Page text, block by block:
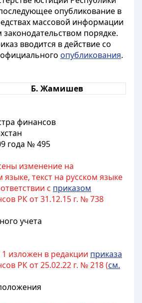
опубликование в
массовой информации
законодательством порядке.
вводится в действие со
опубликования.
Б. Жамишев
финансов
года № 495
изменение на
языке, текст на русском языке
с приказом
РК от 31.12.15 г. № 738
учета
изложен в редакции приказа
РК от 25.02.22 г. № 218 (см.